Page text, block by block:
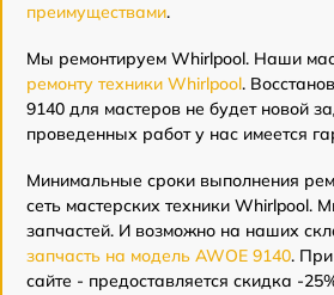
преимуществами.
Мы ремонтируем Whirlpool. Наши
ремонту техники Whirlpool.
9140 для мастеров не будет новой
проведенных работ у нас имеется
Минимальные сроки выполнения
сеть мастерских техники Whirlpool.
запчастей. И возможно на наших
запчасть на модель AWOE 9140.
сайте - предоставляется скидка -